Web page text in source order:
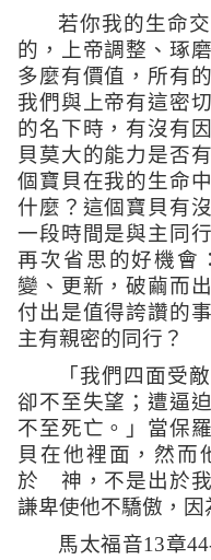
若你我的生命
的，上帝調整、琢
多麼有價值，所有
我們與上帝有這密
的名下時，有沒有
貝莫大的能力是否
個寶貝在我的生命
什麼？這個寶貝有
一段時間是與主同
再次省思的好機會
變、更新，破繭而
付出是值得誇讚的
主有親密的同行？
「我們四面受
卻不至失望；遭逼
不至死亡。」 當保
貝在他裡面，然而
於 神，不是出於我
謙卑使他不驕傲，因
馬太福音13章